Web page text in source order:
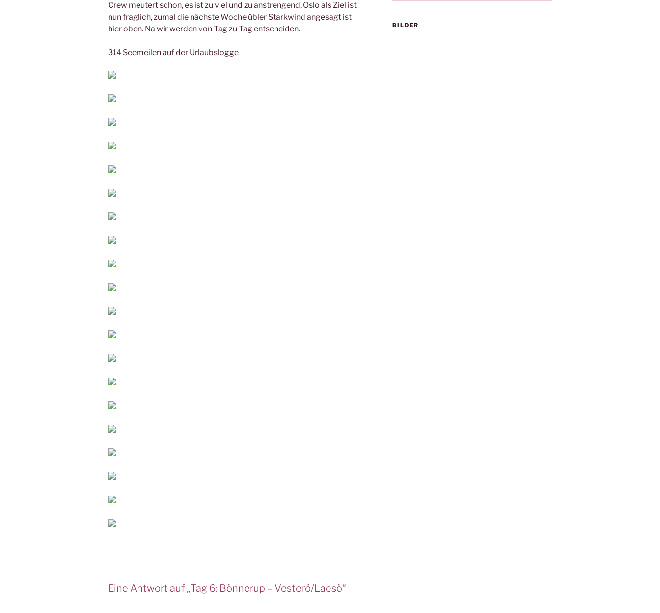
Crew meutert schon, es ist zu viel und zu anstrengend. Oslo als Ziel ist
nun fraglich, zumal die nächste Woche übler Starkwind angesagt ist
hier oben. Na wir werden von Tag zu Tag entscheiden.
314 Seemeilen auf der Urlaubslogge
Eine Antwort auf „Tag 6: Bönnerup – Vesterö/Laesö“
BILDER